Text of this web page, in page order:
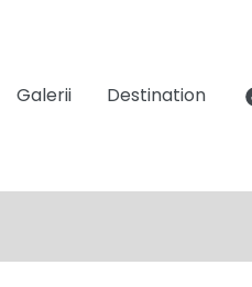
Galerii Destination